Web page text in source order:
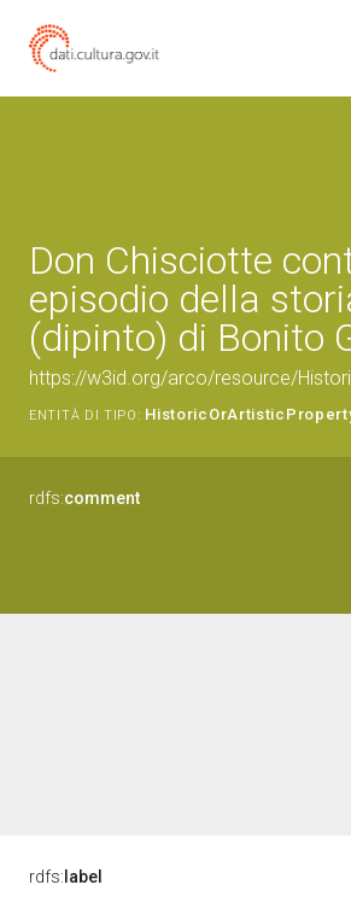
Don Chisciotte
episodio della
(dipinto) di Bonito
https://w3id.org/arco/resource/
ENTITÀ DI TIPO:
rdfs:comment
rdfs: label